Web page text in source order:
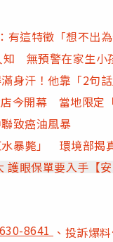
這特徵「想不出為
知 無預警在家生小
身汗！他靠「2句
今開幕 當地限定
致癌油風暴
暴斃」 環境部揭
眼保單要入手【安
8641 、投訴爆